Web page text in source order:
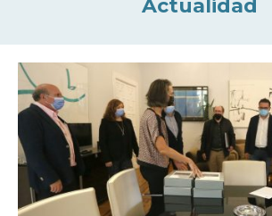
Actualidad